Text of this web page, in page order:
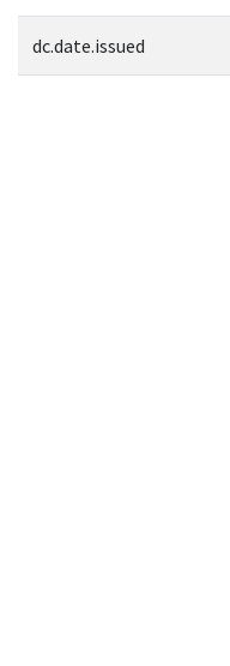
dc.date.issued